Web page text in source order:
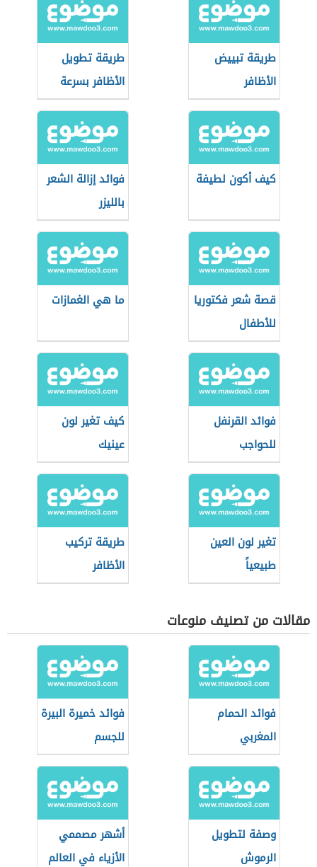
طريقة تبييض
الأظافر
طريقة تطويل
الأظافر بسرعة
كيف أكون لطيفة
فوائد إزالة الشعر
بالليزر
قصة شعر فكتوريا
للأطفال
ما هي الغمازات
فوائد القرنفل
للحواجب
كيف تغير لون
عينيك
تغير لون العين
طبيعياً
طريقة تركيب
الأظافر
مقالات من تصنيف منوعات
فوائد الحمام
المغربي
فوائد خميرة البيرة
للجسم
وصفة لتطويل
الرموش
أشهر مصممي
الأزياء في العالم